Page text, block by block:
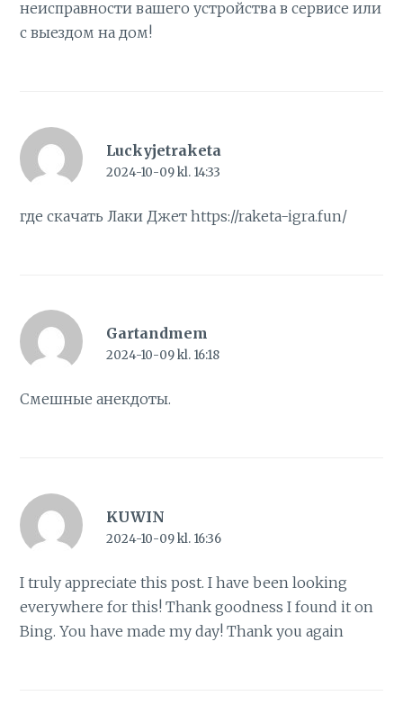
неисправности вашего устройства в сервисе или
с выездом на дом!
Luckyjetraketa
2024-10-09 kl. 14:33
где скачать Лаки Джетhttps://raketa-igra.fun/
Gartandmem
2024-10-09 kl. 16:18
Смешныеанекдоты.
KUWIN
2024-10-09 kl. 16:36
I truly appreciate this post. I have been looking
everywhere for this! Thank goodness I found it on
Bing. You have made my day! Thank you again